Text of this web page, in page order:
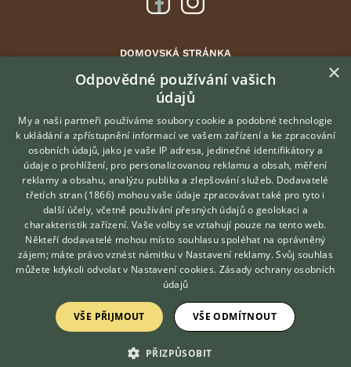
DOMOVSKÁ STRÁNKA
INZERCE
DISKUSE
ČLÁNKY
ATLAS
O nás
Kontakt
Možnosti zvýraznění inzerátů
Podmínky užití
Zpracování osobních údajů
Přihlášení
Registrace
Hledáte zvířecího kamaráda?
Zdarma vám poradí
VETERINÁŘ ONLINE
KONZULTOVAT S
VETERINÁŘEM
×
Odpovědné používání vašich
údajů
My a naši partneři používáme soubory cookie a podobné technologie
k ukládání a zpřístupnění informací ve vašem zařízení a ke zpracování
osobních údajů, jako je vaše IP adresa, jedinečné identifikátory a
údaje o prohlížení, pro personalizovanou reklamu a obsah, měření
reklamy a obsahu, analýzu publika a zlepšování služeb. Dodavatelé
třetích stran (1866) mohou vaše údaje zpracovávat také pro tyto i
další účely, včetně používání přesných údajů o geolokaci a
charakteristik zařízení. Vaše volby se vztahují pouze na tento web.
Někteří dodavatelé mohou místo souhlasu spoléhat na oprávněný
zájem; máte právo vznést námitku v Nastavení reklamy. Svůj souhlas
můžete kdykoli odvolat v Nastavení cookies. Zásady ochrany osobních
údajů
VŠE PŘIJMOUT VŠE ODMÍTNOUT
PŘIZPŮSOBIT